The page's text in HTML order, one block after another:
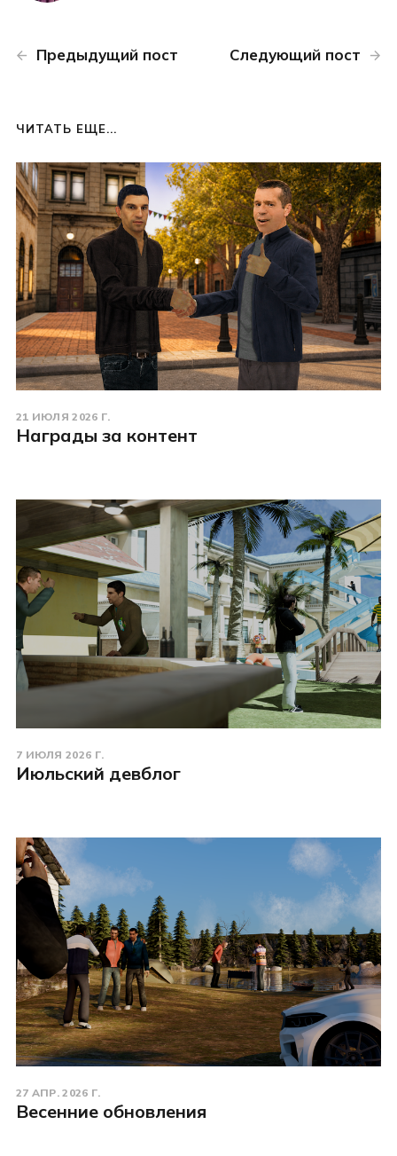
Предыдущий пост Следующий пост
ЧИТАТЬ ЕЩЕ...
21 ИЮЛЯ 2026 Г.
Награды за контент
7 ИЮЛЯ 2026 Г.
Июльский девблог
27 АПР. 2026 Г.
Весенние обновления